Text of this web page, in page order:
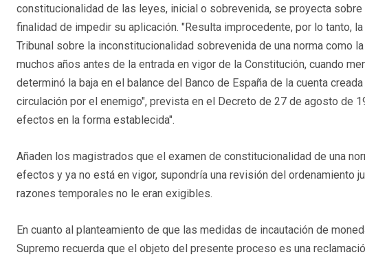
constitucionalidad de las leyes, inicial o sobrevenida, se proyecta
finalidad de impedir su aplicación. "Resulta improcedente, por lo tanto,
Tribunal sobre la inconstitucionalidad sobrevenida de una norma como
muchos años antes de la entrada en vigor de la Constitución, cuando
determinó la baja en el balance del Banco de España de la cuenta
circulación por el enemigo", prevista en el Decreto de 27 de agosto de
efectos en la forma establecida".
Añaden los magistrados que el examen de constitucionalidad de una
efectos y ya no está en vigor, supondría una revisión del ordenamiento
razones temporales no le eran exigibles.
En cuanto al planteamiento de que las medidas de incautación de
Supremo recuerda que el objeto del presente proceso es una